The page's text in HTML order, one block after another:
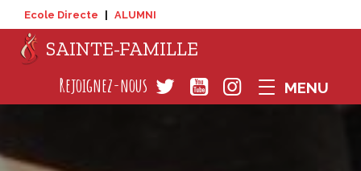
Ecole Directe | ALUMNI
SAINTE-FAMILLE